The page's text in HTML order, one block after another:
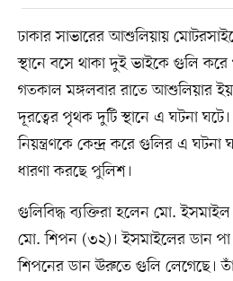
ঢাকার সাভারের আশুলিয়ায়
স্থানে বসে থাকা দুই ভাইকে গুলি করে
গতকাল মঙ্গলবার রাতে আশুলিয়ার
দূরত্বের পৃথক দুটি স্থানে এ ঘটনা
নিয়ন্ত্রণকে কেন্দ্র করে গুলির এ ঘটনা
ধারণা করছে পুলিশ।
গুলিবিদ্ধ ব্যক্তিরা হলেন মো.
মো. শিপন (৩২)। ইসমাইলের ডান
শিপনের ডান ঊরুতে গুলি লেগেছে।